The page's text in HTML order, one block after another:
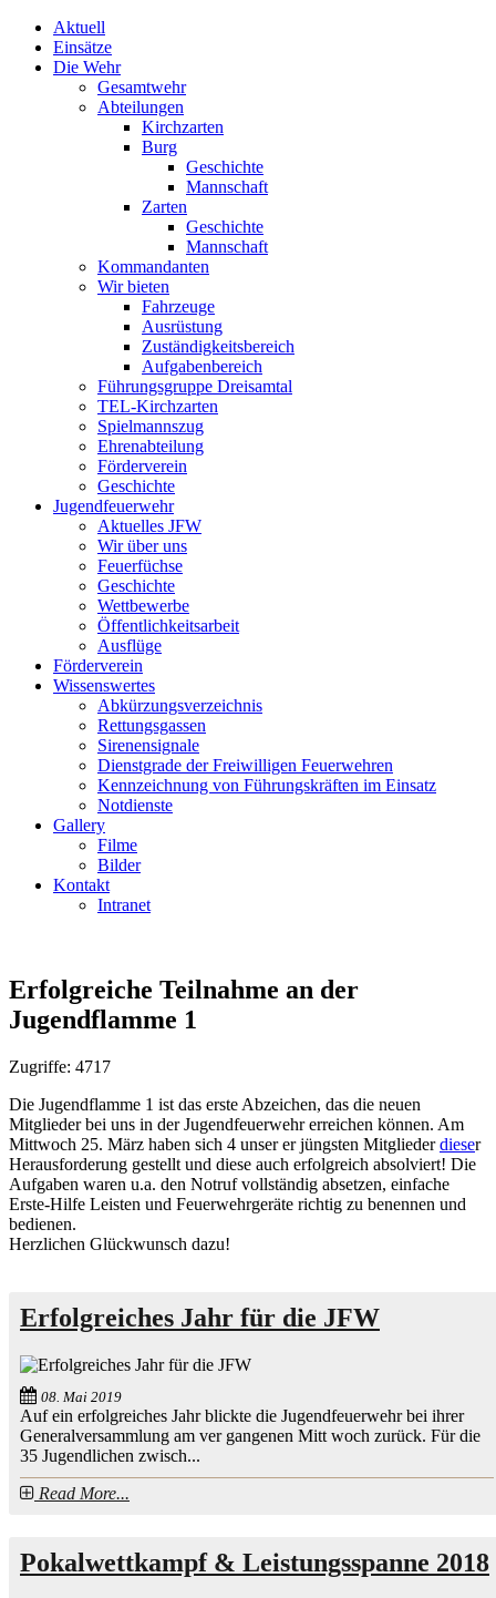
Aktuell
Einsätze
Die Wehr
Gesamtwehr
Abteilungen
Kirchzarten
Burg
Geschichte
Mannschaft
Zarten
Geschichte
Mannschaft
Kommandanten
Wir bieten
Fahrzeuge
Ausrüstung
Zuständigkeitsbereich
Aufgabenbereich
Führungsgruppe Dreisamtal
TEL-Kirchzarten
Spielmannszug
Ehrenabteilung
Förderverein
Geschichte
Jugendfeuerwehr
Aktuelles JFW
Wir über uns
Feuerfüchse
Geschichte
Wettbewerbe
Öffentlichkeitsarbeit
Ausflüge
Förderverein
Wissenswertes
Abkürzungsverzeichnis
Rettungsgassen
Sirenensignale
Dienstgrade der Freiwilligen Feuerwehren
Kennzeichnung von Führungskräften im Einsatz
Notdienste
Gallery
Filme
Bilder
Kontakt
Intranet
Erfolgreiche Teilnahme an der
Jugendflamme 1
Zugriffe: 4717
Die Jugendflamme 1 ist das erste Abzeichen, das die neuen
Mitglieder bei uns in der Jugendfeuerwehr erreichen können. Am
Mittwoch 25. März haben sich 4 unser er jüngsten Mitgliederdieser
Herausforderung gestellt und diese auch erfolgreich absolviert! Die
Aufgaben waren u.a. den Notruf vollständig absetzen, einfache
Erste-Hilfe Leisten und Feuerwehrgeräte richtig zu benennen und
bedienen.
Herzlichen Glückwunsch dazu!
Erfolgreiches Jahr für die JFW
08. Mai 2019
Auf ein erfolgreiches Jahr blickte die Jugendfeuerwehr bei ihrer
Generalversammlung am ver gangenen Mitt woch zurück. Für die
35 Jugendlichen zwisch...
Read More...
Pokalwettkampf & Leistungsspanne 2018